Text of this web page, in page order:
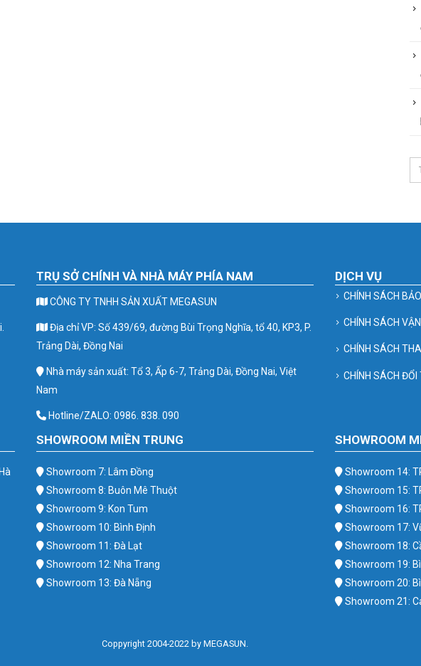
TRỤ SỞ CHÍNH VÀ NHÀ MÁY PHÍA NAM
CÔNG TY TNHH SẢN XUẤT MEGASUN
Địa chỉ VP: Số 439/69, đường Bùi Trọng Nghĩa, tổ 40, KP3, P.
Trảng Dài, Đồng Nai
Nhà máy sản xuất: Tổ 3, Ấp 6-7, Trảng Dài, Đồng Nai, Việt
Nam
Hotline/ZALO: 0986. 838. 090
DỊCH VỤ
CHÍNH SÁCH
CHÍNH SÁCH
CHÍNH SÁCH
CHÍNH SÁCH ĐỔI
SHOWROOM MIỀN TRUNG
Showroom 7: Lâm Đồng
Showroom 8: Buôn Mê Thuột
Showroom 9: Kon Tum
Showroom 10: Bình Định
Showroom 11: Đà Lạt
Showroom 12: Nha Trang
Showroom 13: Đà Nẵng
SHOWROOM
Showroom 14:
Showroom 15:
Showroom 16:
Showroom 17:
Showroom 18:
Showroom 19:
Showroom 20:
Showroom 21:
Coppyright 2004-2022 by MEGASUN.